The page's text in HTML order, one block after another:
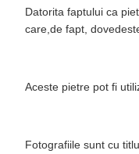
Datorita faptului ca
care,de fapt,
Aceste pietre pot fi
Fotografiile sunt cu